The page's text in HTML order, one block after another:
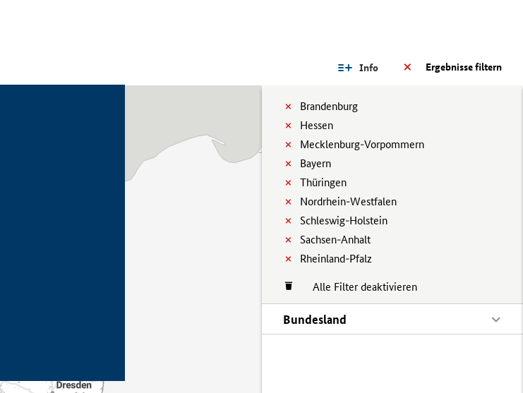
Ergebnisse filtern
Info
Brandenburg
Hessen
Mecklenburg-Vorpommern
Bayern
Thüringen
Nordrhein-Westfalen
Schleswig-Holstein
Sachsen-Anhalt
Rheinland-Pfalz
Alle Filter deaktivieren
Bundesland